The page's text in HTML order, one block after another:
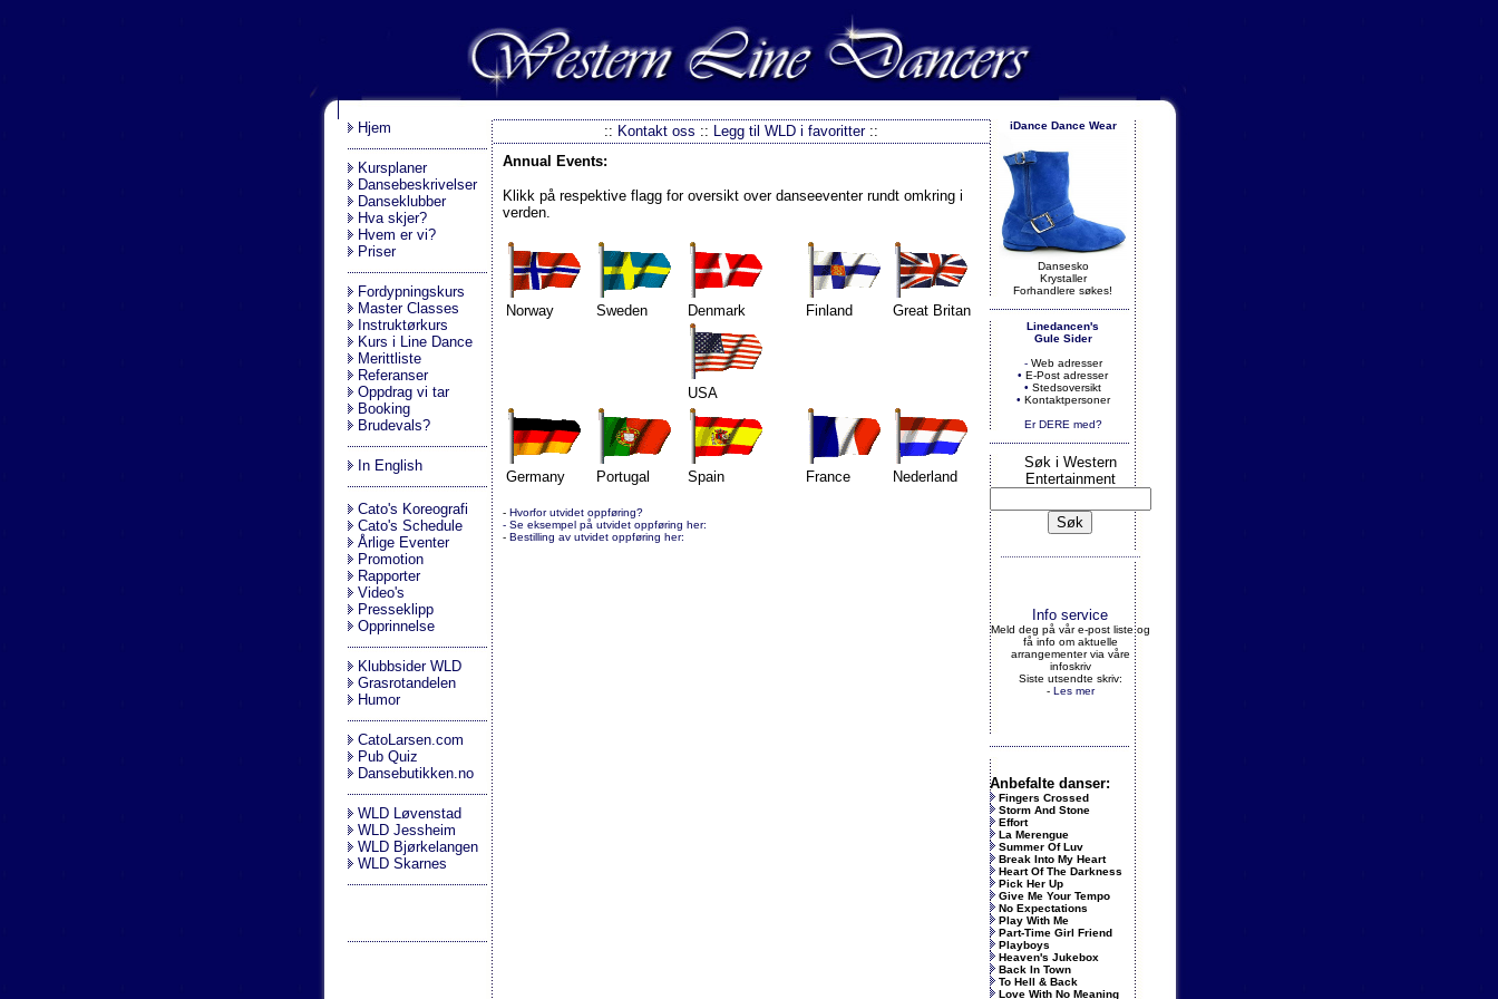
Hjem
Kursplaner
Dansebeskrivelser
Danseklubber
Hva skjer?
Hvem er vi?
Priser
Fordypningskurs
Master Classes
Instruktørkurs
Kurs i Line Dance
Merittliste
Referanser
Oppdrag vi tar
Booking
Brudevals?
In English
Cato's Koreografi
Cato's Schedule
Årlige Eventer
Promotion
Rapporter
Video's
Presseklipp
Opprinnelse
Klubbsider WLD
Grasrotandelen
Humor
CatoLarsen.com
Pub Quiz
Dansebutikken.no
WLD Løvenstad
WLD Jessheim
WLD Bjørkelangen
WLD Skarnes
:: Kontakt oss :: Legg til WLD i favoritter::
Annual Events:
Klikk på respektive flagg for oversikt over danseeventer rundt omkring i
verden.
Norway Sweden Denmark Finland Great Britan
USA
Germany Portugal Spain France Nederland
- Hvorfor utvidet oppføring?
- Se eksempel på utvidet oppføring her:
- Bestilling av utvidet oppføring her:
iDance Dance Wear
Dansesko
Krystaller
Forhandlere søkes!
Linedancen's
Gule Sider
- Web adresser
• E-Post adresser
• Stedsoversikt
• Kontaktpersoner
Er DERE med?
Søk i Western
Entertainment
Info service
Meld deg på vår e-post liste og
få info om aktuelle
arrangementer via våre
infoskriv
Siste utsendte skriv:
- Les mer
Anbefalte danser:
Fingers Crossed
Storm And Stone
Effort
La Merengue
Summer Of Luv
Break Into My Heart
Heart Of The Darkness
Pick Her Up
Give Me Your Tempo
No Expectations
Play With Me
Part-Time Girl Friend
Playboys
Heaven's Jukebox
Back In Town
To Hell & Back
Love With No Meaning